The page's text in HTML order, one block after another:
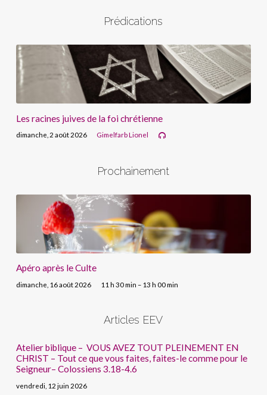
Prédications
Les racines juives de la foi chrétienne
dimanche, 2 août 2026 Gimelfarb Lionel
Prochainement
Apéro après le Culte
dimanche, 16 août 2026 11 h 30 min – 13 h 00 min
Articles EEV
Atelier biblique – VOUS AVEZ TOUT PLEINEMENT EN
CHRIST – Tout ce que vous faites, faites-le comme pour le
Seigneur– Colossiens 3.18-4.6
vendredi, 12 juin 2026